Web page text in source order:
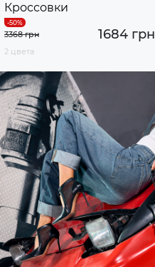
Кроссовки
1684 грн
3368 грн
2 цвета